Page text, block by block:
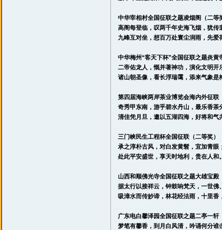
中华宰相村全国征联之题凌烟阁
（二等
高阁每登临，叹两千年史海飞烟，犹传
九峰互对坐，想百万处寰尘润雨，先
中华梅州“客天下杯”全国征联之题炎黄
二帝佑龙人，慨并著神功，演化文明开
诸山朝圣像，看长浮瑞霭，添来气象是
第四届海峡两岸茶业博览会海内外征联
奇秀甲东南，游乎碧水丹山，最乐香茶
清佳凭月旦，邀以五湖四海，好将和气
三门峡民生工程杯全国征联 （二等奖）
承之淳朴古风，对白发黄髫，宜加青眼
处此平安盛世，享天时地利，贵在人和
山西和顺佛光寺全国征联之题大雄宝殿
据太行以接祥云，钟鼓响梵天，一世佛
吸漳水而传妙谛，林花经法雨，十里香
广东电白馨泽园全国征联之题二亭一轩
梦笔有馨香，到月白风清，吟诵何分谁